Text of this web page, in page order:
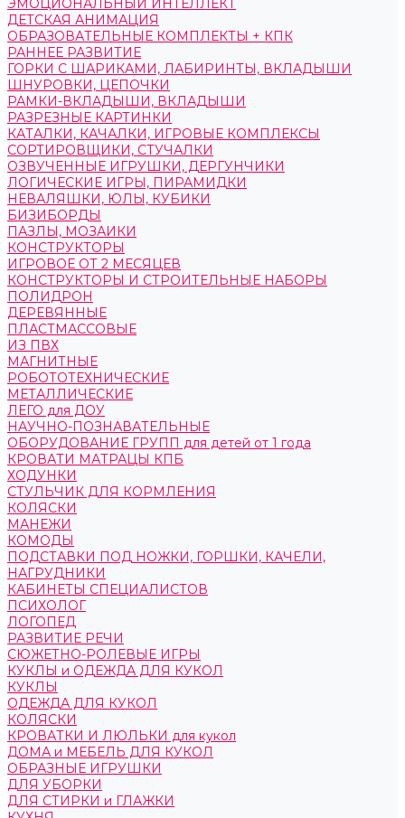
ЭМОЦИОНАЛЬНЫЙ ИНТЕЛЛЕКТ
ДЕТСКАЯ АНИМАЦИЯ
ОБРАЗОВАТЕЛЬНЫЕ КОМПЛЕКТЫ + КПК
РАННЕЕ РАЗВИТИЕ
ГОРКИ С ШАРИКАМИ, ЛАБИРИНТЫ, ВКЛАДЫШИ
ШНУРОВКИ, ЦЕПОЧКИ
РАМКИ-ВКЛАДЫШИ, ВКЛАДЫШИ
РАЗРЕЗНЫЕ КАРТИНКИ
КАТАЛКИ, КАЧАЛКИ, ИГРОВЫЕ КОМПЛЕКСЫ
СОРТИРОВЩИКИ, СТУЧАЛКИ
ОЗВУЧЕННЫЕ ИГРУШКИ, ДЕРГУНЧИКИ
ЛОГИЧЕСКИЕ ИГРЫ, ПИРАМИДКИ
НЕВАЛЯШКИ, ЮЛЫ, КУБИКИ
БИЗИБОРДЫ
ПАЗЛЫ, МОЗАИКИ
КОНСТРУКТОРЫ
ИГРОВОЕ ОТ 2 МЕСЯЦЕВ
КОНСТРУКТОРЫ И СТРОИТЕЛЬНЫЕ НАБОРЫ
ПОЛИДРОН
ДЕРЕВЯННЫЕ
ПЛАСТМАССОВЫЕ
ИЗ ПВХ
МАГНИТНЫЕ
РОБОТОТЕХНИЧЕСКИЕ
МЕТАЛЛИЧЕСКИЕ
ЛЕГО для ДОУ
НАУЧНО-ПОЗНАВАТЕЛЬНЫЕ
ОБОРУДОВАНИЕ ГРУПП для детей от 1 года
КРОВАТИ МАТРАЦЫ КПБ
ХОДУНКИ
СТУЛЬЧИК ДЛЯ КОРМЛЕНИЯ
КОЛЯСКИ
МАНЕЖИ
КОМОДЫ
ПОДСТАВКИ ПОД НОЖКИ, ГОРШКИ, КАЧЕЛИ,
НАГРУДНИКИ
КАБИНЕТЫ СПЕЦИАЛИСТОВ
ПСИХОЛОГ
ЛОГОПЕД
РАЗВИТИЕ РЕЧИ
СЮЖЕТНО-РОЛЕВЫЕ ИГРЫ
КУКЛЫ и ОДЕЖДА ДЛЯ КУКОЛ
КУКЛЫ
ОДЕЖДА ДЛЯ КУКОЛ
КОЛЯСКИ
КРОВАТКИ И ЛЮЛЬКИ для кукол
ДОМА и МЕБЕЛЬ ДЛЯ КУКОЛ
ОБРАЗНЫЕ ИГРУШКИ
ДЛЯ УБОРКИ
ДЛЯ СТИРКИ и ГЛАЖКИ